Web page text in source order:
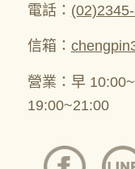
電話：
信箱：
營業：早
19:00~21:00